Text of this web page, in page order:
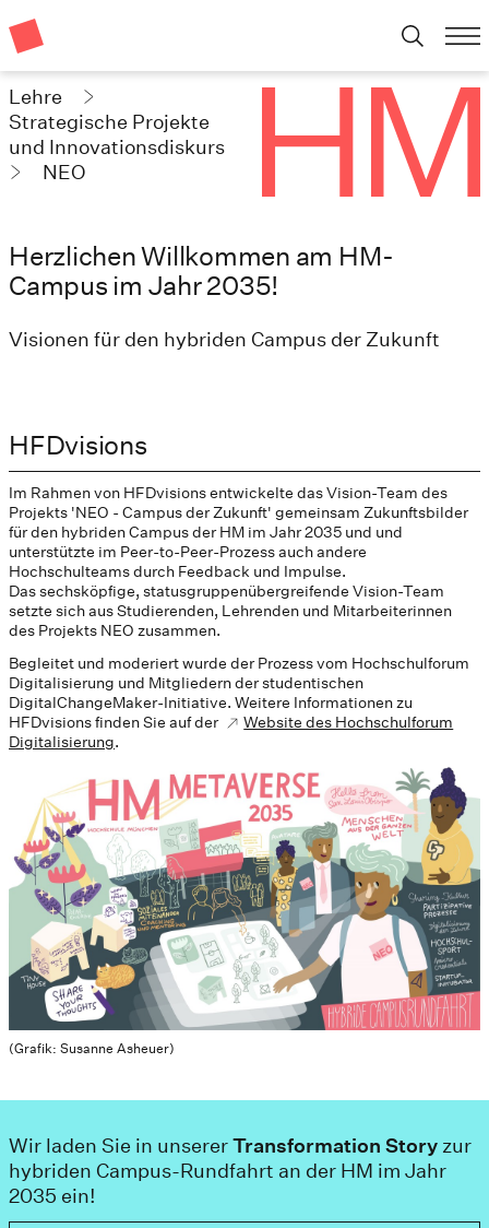
Lehre
Strategische Projekte
und Innovationsdiskurs
NEO
Herzlichen Willkommen am HM-
Campus im Jahr 2035!
Visionen für den hybriden Campus der Zukunft
HFDvisions
(Grafik: Susanne Asheuer)
Im Rahmen von HFDvisions entwickelte das Vision-Team des
Projekts 'NEO - Campus der Zukunft' gemeinsam Zukunftsbilder
für den hybriden Campus der HM im Jahr 2035 und und
unterstützte im Peer-to-Peer-Prozess auch andere
Hochschulteams durch Feedback und Impulse.
Das sechsköpfige, statusgruppenübergreifende Vision-Team
setzte sich aus Studierenden, Lehrenden und Mitarbeiterinnen
des Projekts NEO zusammen.
Begleitet und moderiert wurde der Prozess vom Hochschulforum
Digitalisierung und Mitgliedern der studentischen
DigitalChangeMaker-Initiative. Weitere Informationen zu
HFDvisions finden Sie auf der
Website des Hochschulforum
Digitalisierung.
Wir laden Sie in unsererTransformation Story zur
hybriden Campus-Rundfahrt an der HM im Jahr
2035 ein!